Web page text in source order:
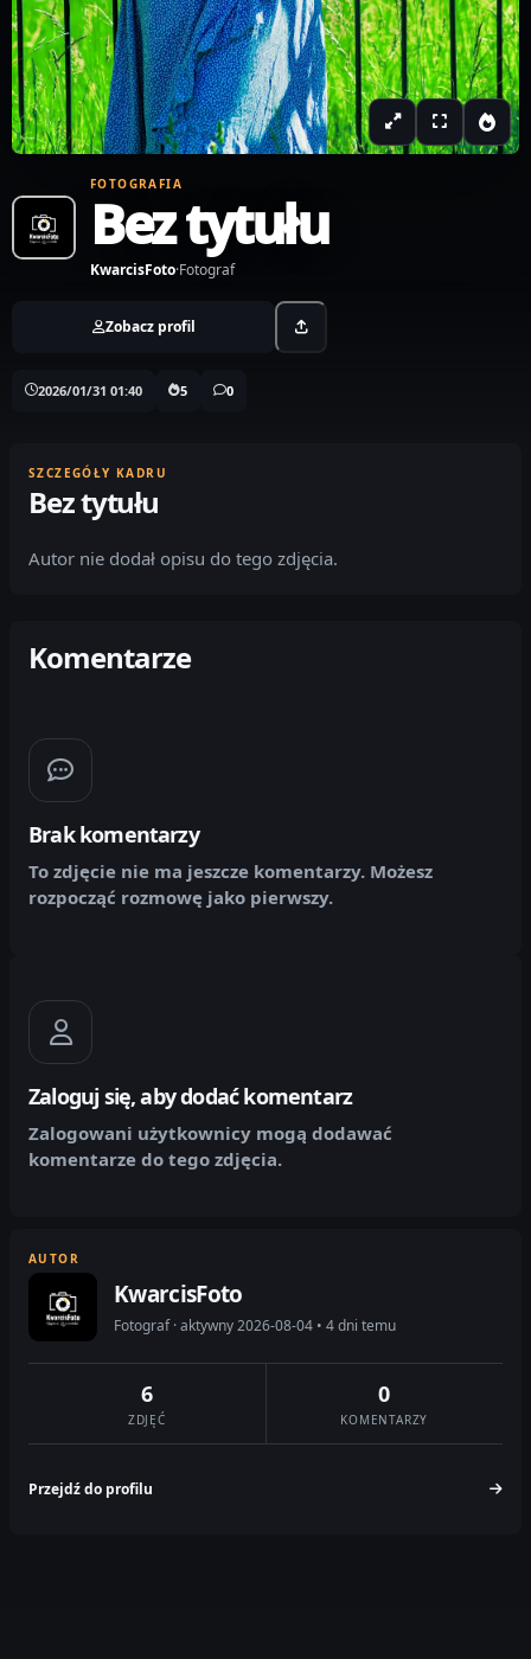
FOTOGRAFIA
Bez tytułu
KwarcisFoto·Fotograf
Zobacz profil
2026/01/31 01:40 5 0
SZCZEGÓŁY KADRU
Bez tytułu
Autor nie dodał opisu do tego zdjęcia.
Komentarze
Brak komentarzy
To zdjęcie nie ma jeszcze komentarzy. Możesz
rozpocząć rozmowę jako pierwszy.
Zaloguj się, aby dodać komentarz
Zalogowani użytkownicy mogą dodawać
komentarze do tego zdjęcia.
AUTOR
KwarcisFoto
Fotograf · aktywny 2026-08-04 • 4 dni temu
6
ZDJĘĆ
0
KOMENTARZY
Przejdź do profilu